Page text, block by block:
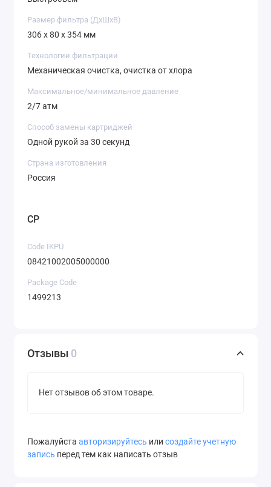
Размер фильтра (ДхШхВ)
306 х 80 х 354 мм
Технологии фильтрации
Механическая очистка, очистка от хлора
Максимальное/минимальное давление
2/7 атм
Способ замены картриджей
Одной рукой за 30 секунд
Страна изготовления
Россия
CP
Code IKPU
08421002005000000
Package Code
1499213
Отзывы 0
Нет отзывов об этом товаре.
Пожалуйста авторизируйтесь или создайте учетную
запись перед тем как написать отзыв